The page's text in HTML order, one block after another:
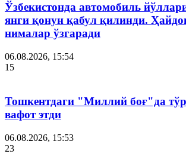
Ўзбекистонда автомобиль
янги қонун қабул қилинди.
нималар ўзгаради
06.08.2026, 15:54
15
Тошкентдаги "Миллий боғ"да
вафот этди
06.08.2026, 15:53
23